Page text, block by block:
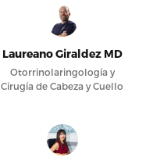
Laureano Giraldez MD
Otorrinolaringología y
Cirugía de Cabeza y Cuello